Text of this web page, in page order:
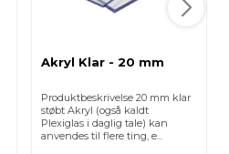
Akryl Klar - 20 mm
Produktbeskrivelse 20 mm klar
støbt Akryl (også kaldt
Plexiglas i daglig tale) kan
anvendes til flere ting, e...